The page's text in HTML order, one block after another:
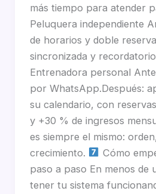
más tiempo para atender
Peluquera independiente
de horarios y doble
sincronizada y
Entrenadora personal
por WhatsApp.Después:
su calendario, con
y +30 % de ingresos
es siempre el mismo:
crecimiento.
Cómo
paso a paso En menos de
tener tu sistema